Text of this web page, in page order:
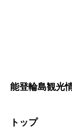
白米千枚田 あぜ
2023.08.31
能登輪島観光
トップ